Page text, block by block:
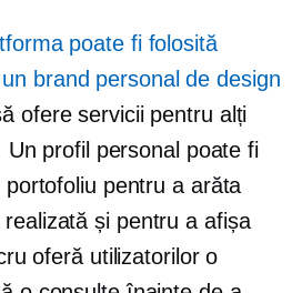
poate fi folosită
brand personal de design
ofere servicii pentru alți
profil personal poate fi
pentru a arăta
și pentru a afișa
oferă utilizatorilor o